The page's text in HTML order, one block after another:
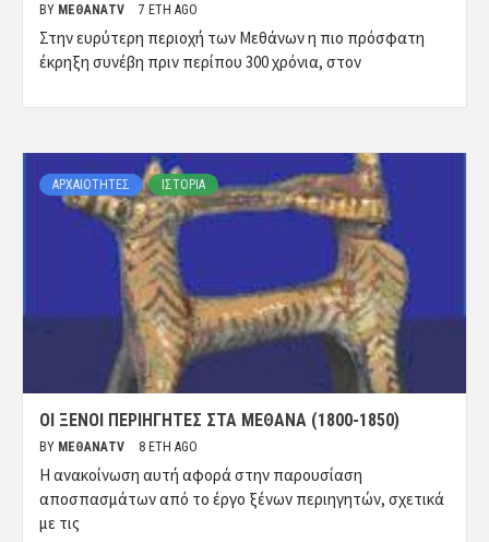
BY ΜΈΘΑΝΑTV 7 ΈΤΗ AGO
Στην ευρύτερη περιοχή των Μεθάνων η πιο πρόσφατη
έκρηξη συνέβη πριν περίπου 300 χρόνια, στον
ΑΡΧΑΙΟΤΗΤΕΣ ΙΣΤΟΡΙΑ
ΟΙ ΞΈΝΟΙ ΠΕΡΙΗΓΗΤΈΣ ΣΤΑ ΜΈΘΑΝΑ (1800-1850)
BY ΜΈΘΑΝΑTV 8 ΈΤΗ AGO
Η ανακοίνωση αυτή αφορά στην παρουσίαση
αποσπασμάτων από το έργο ξένων περιηγητών, σχετικά
με τις